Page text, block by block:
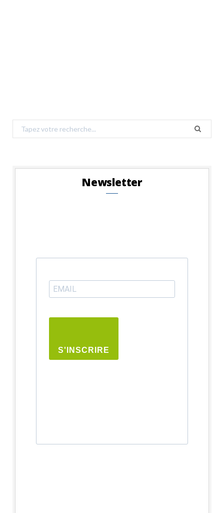
Search
for:
Newsletter
S'INSCRIRE